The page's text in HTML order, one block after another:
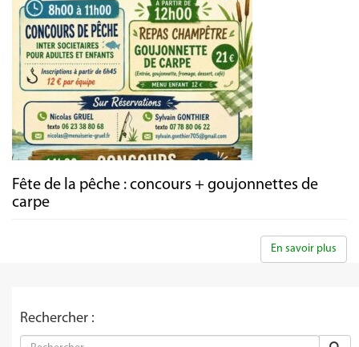
Fête de la pêche : concours + goujonnettes de
carpe
En savoir plus
Rechercher :